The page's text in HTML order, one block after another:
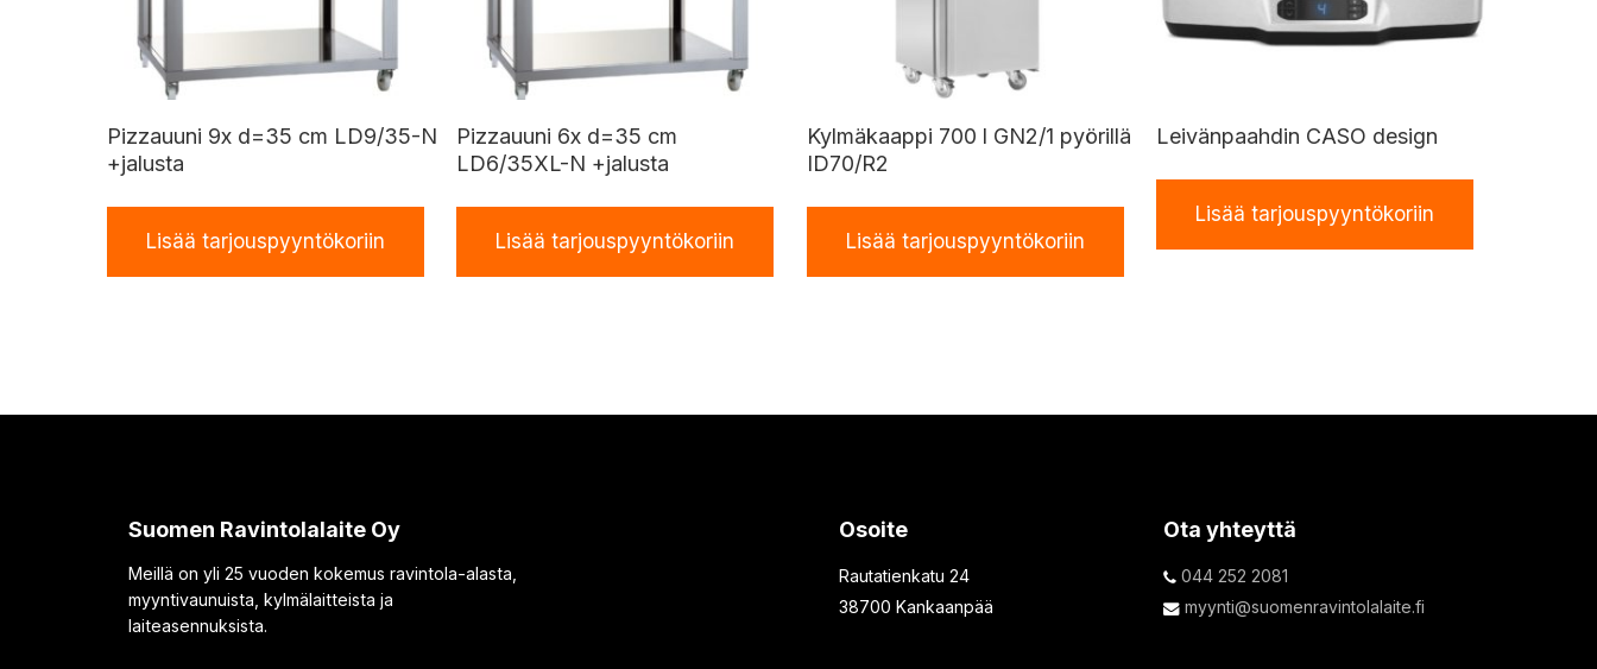
Pizzauuni 9x d=35 cm LD9/35-N
+jalusta
Lisää tarjouspyyntökoriin
Pizzauuni 6x d=35 cm
LD6/35XL-N +jalusta
Lisää tarjouspyyntökoriin
Kylmäkaappi 700 l GN2/1 pyörillä
ID70/R2
Lisää tarjouspyyntökoriin
Leivänpaahdin CASO design
Lisää tarjouspyyntökoriin
Suomen Ravintolalaite Oy
Meillä on yli 25 vuoden kokemus ravintola-alasta,
myyntivaunuista, kylmälaitteista ja
laiteasennuksista.
Osoite
Rautatienkatu 24
38700 Kankaanpää
Ota yhteyttä
044 252 2081
myynti@suomenravintolalaite.fi